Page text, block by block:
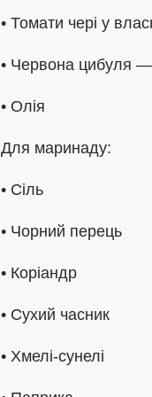
• Томати чері у
• Червона цибуля
• Олія
Для маринаду:
• Сіль
• Чорний перець
• Коріандр
• Сухий часник
• Хмелі-сунелі